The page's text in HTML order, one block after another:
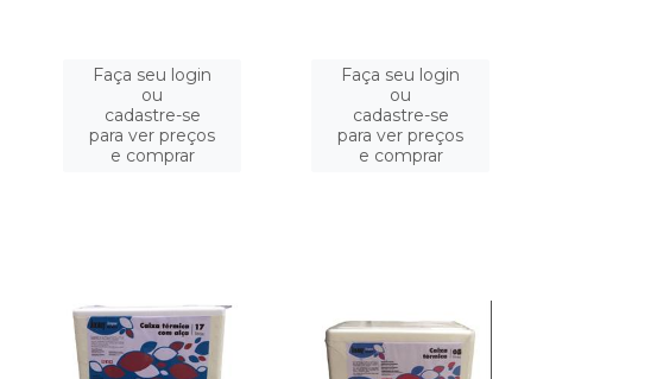
Faça seu login
ou
cadastre-se
para ver preços
e comprar
Faça seu login
ou
cadastre-se
para ver preços
e comprar